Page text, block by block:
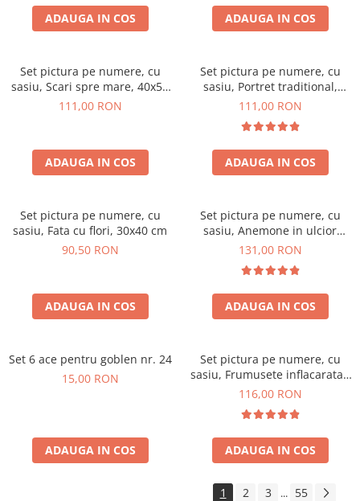
ADAUGA IN COS ADAUGA IN COS
Set pictura pe numere, cu
sasiu, Scari spre mare, 40x50
cm
111,00 RON
ADAUGA IN COS
Set pictura pe numere, cu
sasiu, Portret traditional,
40x50 cm
111,00 RON
ADAUGA IN COS
Set pictura pe numere, cu
sasiu, Fata cu flori, 30x40 cm
90,50 RON
ADAUGA IN COS
Set pictura pe numere, cu
sasiu, Anemone in ulcior
verde, 40x50 cm
131,00 RON
ADAUGA IN COS
Set 6 ace pentru goblen nr. 24
15,00 RON
ADAUGA IN COS
Set pictura pe numere, cu
sasiu, Frumusete inflacarata -
extra culori metalizate, 40x50
116,00 RON
ADAUGA IN COS
1 2 3 ... 55